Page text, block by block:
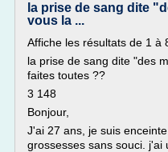
la prise de sang dite
vous la ...
Affiche les résultats de 1 à
la prise de sang dite "des
faites toutes ??
3 148
Bonjour,
J'ai 27 ans, je suis
grossesses sans souci. j'ai